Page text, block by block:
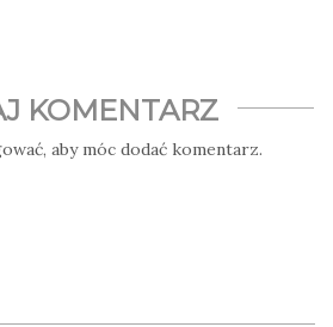
KOMENTARZ
, aby móc dodać komentarz.